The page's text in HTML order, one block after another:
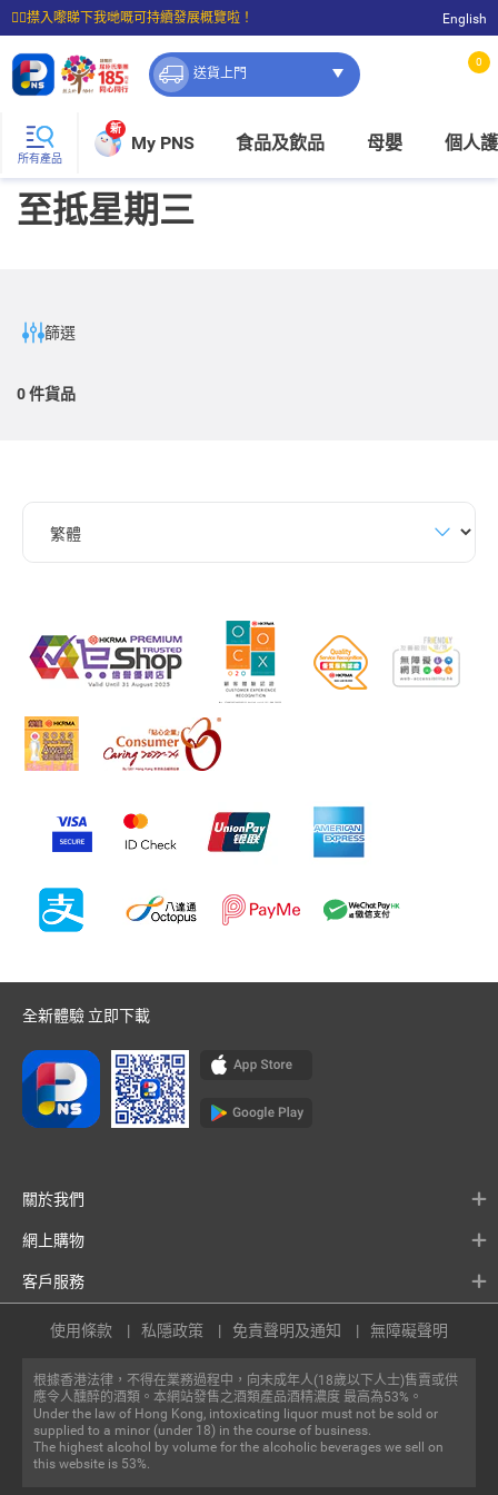
☝🏼㩒入嚟睇下我哋嘅可持續發展概覽啦！
⭐購物滿$399即享免費送貨；滿$100即可免費店取。
English
送貨上門
0
所有產品
新
My PNS 食品及飲品 母嬰 個人
至抵星期三
篩選
0件貨品
全新體驗 立即下載
關於我們
網上購物
客戶服務
根據香港法律，不得在業務過程中，向未成年人(18歲以下人士)售賣或供
應令人醺醉的酒類。本網站發售之酒類產品酒精濃度 最高為53%。
Under the law of Hong Kong, intoxicating liquor must not be sold or
supplied to a minor (under 18) in the course of business.
The highest alcohol by volume for the alcoholic beverages we sell on
this website is 53%.
使用條款 私隱政策 免責聲明及通知 無障礙聲明